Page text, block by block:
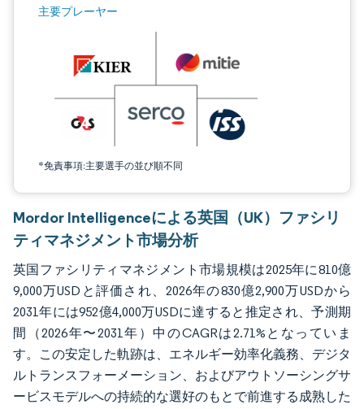
主要プレーヤー
*免責事項:主要選手の並び順不同
画像 © Mordor Intelligence。再利用にはCC BY 4.0の表示が必要です。
Mordor Intelligenceによる英国（UK）ファシリ
ティマネジメント市場分析
英国ファシリティマネジメント市場規模は2025年に810億
9,000万USDと評価され、2026年の830億2,900万USDから
2031年には952億4,000万USDに達すると推定され、予測期
間（2026年〜2031年）中のCAGRは2.71%となっていま
す。この安定した軌跡は、エネルギー効率化義務、デジタ
ルトランスフォーメーション、およびアウトソーシングサ
ービスモデルへの持続的な選好のもとで前進する成熟した